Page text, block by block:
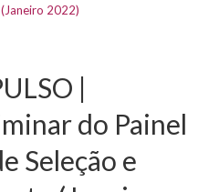
2022)
|
do Painel
Seleção e